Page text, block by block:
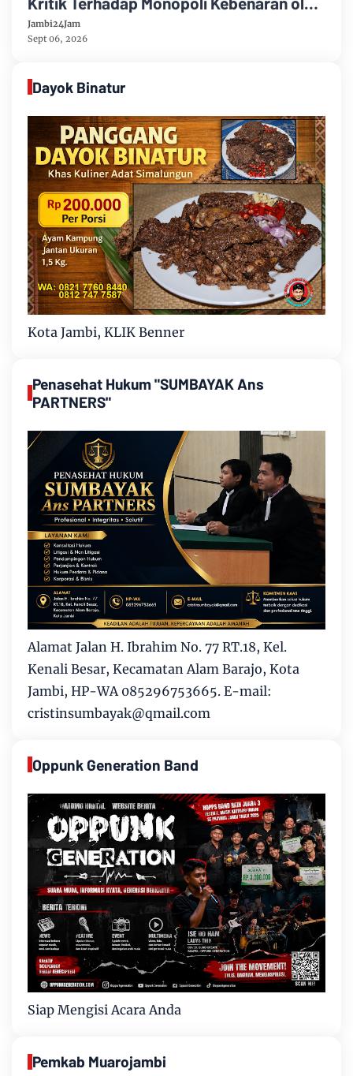
Media dan Aktivis
Jambi24Jam
Sept 06, 2026
Dayok Binatur
Kota Jambi, KLIK Benner
Penasehat Hukum "SUMBAYAK Ans
PARTNERS"
Alamat Jalan H. Ibrahim No. 77 RT.18, Kel.
Kenali Besar, Kecamatan Alam Barajo, Kota
Jambi, HP-WA 085296753665. E-mail:
cristinsumbayak@qmail.com
Oppunk Generation Band
Siap Mengisi Acara Anda
Pemkab Muarojambi